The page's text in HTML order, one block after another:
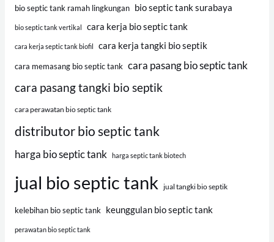
bio septic tank ramah lingkungan bio septic tank surabaya
bio septic tank vertikal cara kerja bio septic tank
cara kerja septic tank biofil cara kerja tangki bio septik
cara memasang bio septic tank cara pasang bio septic tank
cara pasang tangki bio septik
cara perawatan bio septic tank
distributor bio septic tank
harga bio septic tank harga septic tank biotech
jual bio septic tank jual tangki bio septik
kelebihan bio septic tank keunggulan bio septic tank
perawatan bio septic tank